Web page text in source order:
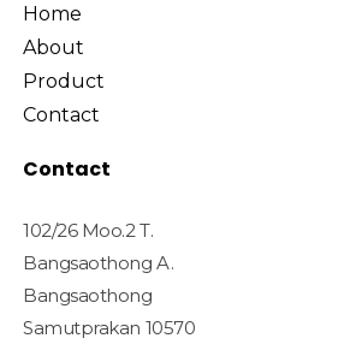
Home
About
Product
Contact
Contact
102/26 Moo.2 T.
Bangsaothong A.
Bangsaothong
Samutprakan 10570